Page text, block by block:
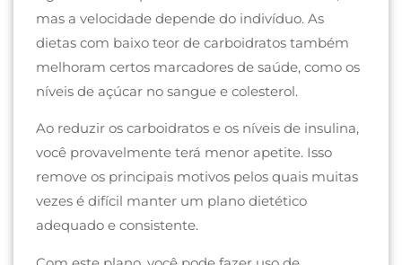
mas a velocidade depende do indivíduo. As
dietas com baixo teor de carboidratos também
melhoram certos marcadores de saúde, como os
níveis de açúcar no sangue e colesterol.
Ao reduzir os carboidratos e os níveis de insulina,
você provavelmente terá menor apetite. Isso
remove os principais motivos pelos quais muitas
vezes é difícil manter um plano dietético
adequado e consistente.